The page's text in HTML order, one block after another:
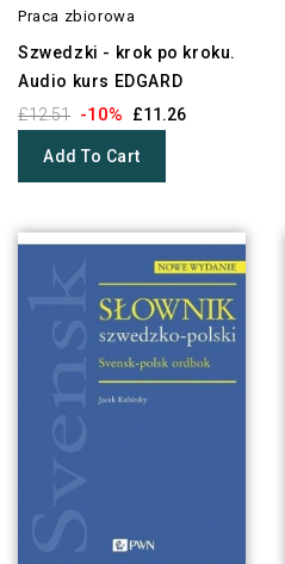
Praca zbiorowa
Szwedzki - krok po kroku.
Audio kurs EDGARD
£12.51 -10% £11.26
Add To Cart